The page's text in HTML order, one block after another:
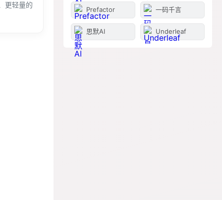
更轻量的
Prefactor 一码千言
思默AI Underleaf